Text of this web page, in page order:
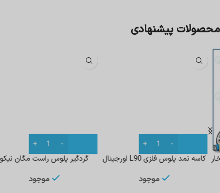
محصولات پیشنهادی
کاسه نمد پلوس فلزی L90 اورجینال
موجود
گردگیر پلوس راست مگان نیکو
موجود